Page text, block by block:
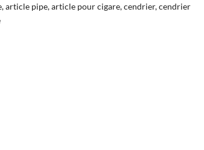
,article pipe,article pour cigare,cendrier,cendrier